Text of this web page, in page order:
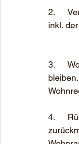
2.	Verkauf mit Nießbrauchrecht: Das Nießbrauchrecht gewährt weiterhin Nutzungsrechte
inkl.
3.	Wohnrecht: Eigentümer können ihr Zuhause verkaufen und dennoch darin wohnen
4.	Rückmietung: Eigentümer können ihre Immobilie verkaufen und sie anschließend